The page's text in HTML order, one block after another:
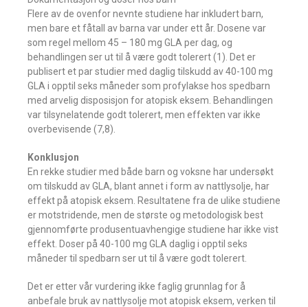
Flere av de ovenfor nevnte studiene har inkludert barn,
men bare et fåtall av barna var under ett år. Dosene var
som regel mellom 45 – 180 mg GLA per dag, og
behandlingen ser ut til å være godt tolerert (1). Det er
publisert et par studier med daglig tilskudd av 40-100 mg
GLA i opptil seks måneder som profylakse hos spedbarn
med arvelig disposisjon for atopisk eksem. Behandlingen
var tilsynelatende godt tolerert, men effekten var ikke
overbevisende (7,8).
Konklusjon
En rekke studier med både barn og voksne har undersøkt
om tilskudd av GLA, blant annet i form av nattlysolje, har
effekt på atopisk eksem. Resultatene fra de ulike studiene
er motstridende, men de største og metodologisk best
gjennomførte produsentuavhengige studiene har ikke vist
effekt. Doser på 40-100 mg GLA daglig i opptil seks
måneder til spedbarn ser ut til å være godt tolerert.
Det er etter vår vurdering ikke faglig grunnlag for å
anbefale bruk av nattlysolje mot atopisk eksem, verken til